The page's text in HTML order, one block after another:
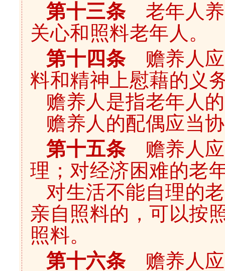
第十三条老年人养
关心和照料老年人。
第十四条赡养人应
料和精神上慰藉的义
赡养人是指老年人
赡养人的配偶应当
第十五条赡养人应
理；对经济困难的老
对生活不能自理的
亲自照料的，可以按
照料。
第十六条赡养人应